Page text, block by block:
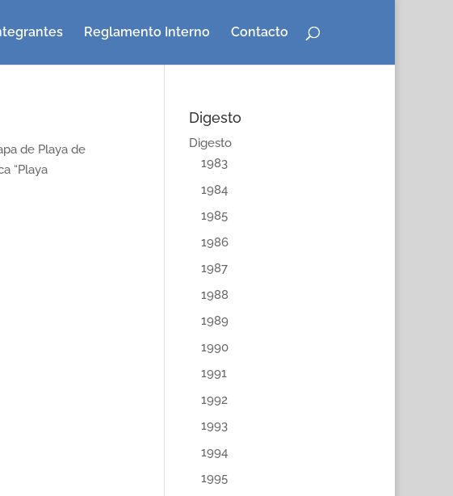
Reglamento Interno Contacto
de Playa de
“Playa
Digesto
Digesto
1983
1984
1985
1986
1987
1988
1989
1990
1991
1992
1993
1994
1995